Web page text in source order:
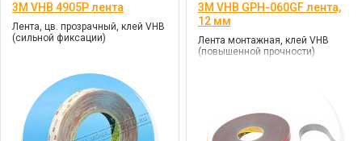
3M VHB 4905P лента
Лента, цв. прозрачный, клей VHB
(сильной фиксации)
3M VHB GPH-060GF лента,
12 мм
Лента монтажная, клей VHB
(повышенной прочности)